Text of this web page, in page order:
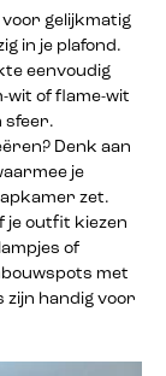
gelijkmatig
in je plafond.
eenvoudig
wit of flame-wit
sfeer.
Denk aan
je
zet.
je outfit kiezen
of
met
zijn handig voor